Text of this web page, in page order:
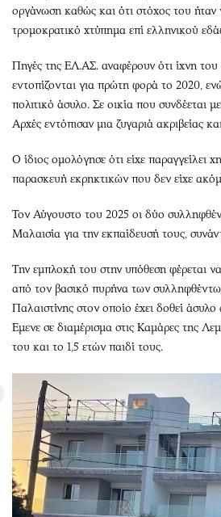
οργάνωση καθώς και ότι στόχος του ήταν
τρομοκρατικό χτύπημα επί ελληνικού
Πηγές της ΕΛ.ΑΣ. αναφέρουν ότι ίχνη
εντοπίζονται για πρώτη φορά το 2020,
πολιτικό άσυλο. Σε οικία που συνδέεται
Αρχές εντόπισαν μια ζυγαριά ακριβείας
Ο ίδιος ομολόγησε ότι είχε παραγγείλει
παρασκευή εκρηκτικών που δεν είχε
Τον Αύγουστο του 2025 οι δύο
Μαλαισία για την εκπαίδευσή τους,
Την εμπλοκή του στην υπόθεση φέρεται
από τον βασικό πυρήνα των
Παλαιστίνης στον οποίο έχει δοθεί
Εμενε σε διαμέρισμα στις Καμάρες της
του και το 1,5 ετών παιδί τους.